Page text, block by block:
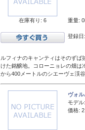
在庫有り: 6 重量:
登録
ルフィナのキャンティはそのず
けた銘醸地。コローニョレの畑は
から400メートルのシエーヴェ渓
ヴォ
モデル:
価格: